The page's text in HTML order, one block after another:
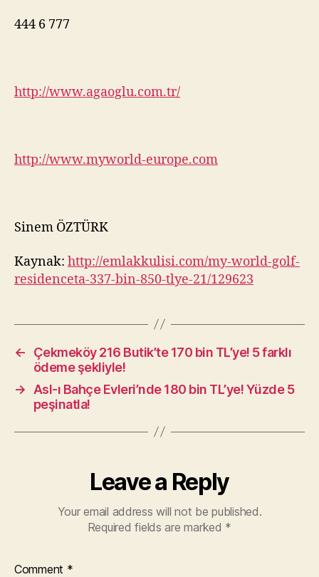
444 6 777
http://www.agaoglu.com.tr/
http://www.myworld-europe.com
Sinem ÖZTÜRK
Kaynak: http://emlakkulisi.com/my-world-golf-
residenceta-337-bin-850-tlye-21/129623
←
Çekmeköy 216 Butik’te 170 bin TL’ye! 5 farklı
ödeme şekliyle!
→
Asl-ı Bahçe Evleri’nde 180 bin TL’ye! Yüzde 5
peşinatla!
Leave a Reply
Your email address will not be published.
Required fields are marked *
Comment *